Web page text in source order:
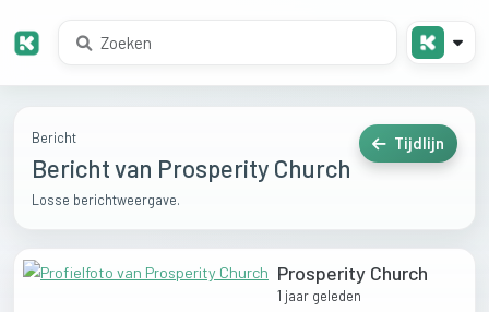
Bericht
Bericht van Prosperity Church
Losse berichtweergave.
Tijdlijn
Prosperity Church
1 jaar geleden